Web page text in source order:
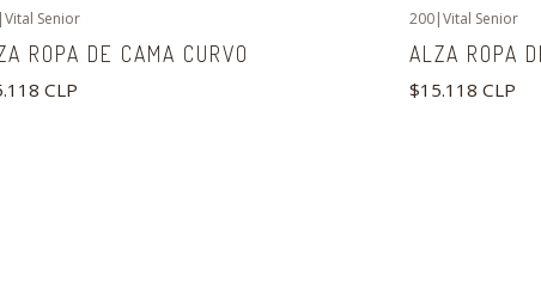
Vital Senior
ROPA DE CAMA CURVO
CLP
200|Vital Senior
ALZA ROPA
$15.118 CLP